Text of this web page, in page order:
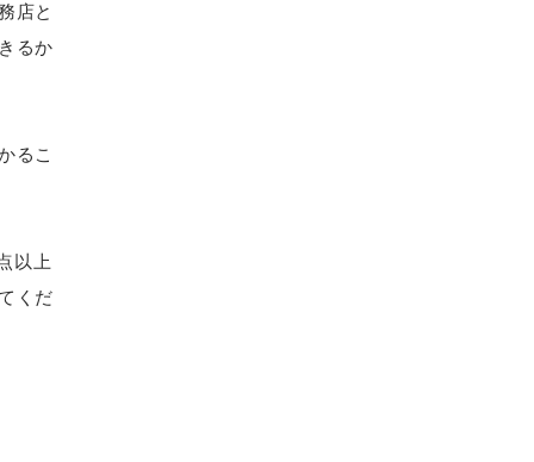
店と
るか
るこ
以上
くだ